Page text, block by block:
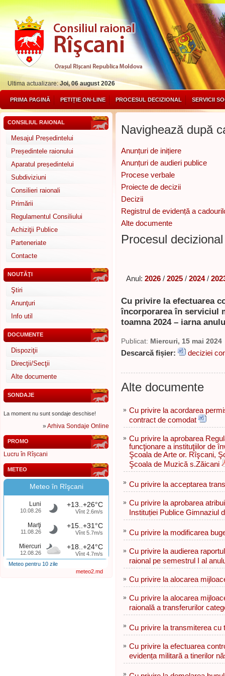
Ultima actualizare:Joi, 06 august 2026
PRIMA PAGINĂ PETIȚIE ON-LINE PROCESUL DECIZIONAL SERVICII
CONSILIUL RAIONAL
Mesajul Președintelui
Președintele raionului
Aparatul președintelui
Subdiviziuni
Consilieri raionali
Primării
Regulamentul Consiliului
Achiziţii Publice
Parteneriate
Contacte
NOUTĂŢI
Ştiri
Anunţuri
Info util
DOCUMENTE
Dispoziţii
Direcţii/Secţii
Alte documente
SONDAJE
La moment nu sunt sondaje deschise!
»Arhiva Sondaje Online
PROMO
Lucru în Rîșcani
METEO
Meteo în Rîşcani
Luni
10.08.26
+13..+26°C
Vînt 2.6m/s
Marţi
11.08.26
+15..+31°C
Vînt 5.7m/s
Miercuri
12.08.26
+18..+24°C
Vînt 4.7m/s
Meteo pentru 10 zile
meteo2.md
Navighează după
Anunțuri de inițiere
Anunțuri de audieri publice
Procese verbale
Proiecte de decizii
Decizii
Registrul de evidență a
Alte documente
Procesul
Anul: 2026 / 2025 / 2024/
Cu privire la efectuarea
încorporarea în serviciul
toamna 2024 – iarna
Publicat: Miercuri, 15 mai 2024
Descarcă fișier: deciziei
Alte documente
» Cu privire la acordarea
contract de comodat
» Cu privire la aprobarea
funcţionare a instituţiilor de
Şcoala de Arte or. Rîşcani,
Şcoala de Muzică s.Zăicani
» Сu privire la acceptarea
» Cu privire la aprobarea
Instituției Publice Gimnaziul
» Cu privire la modificarea
» Cu privire la audierea
raional pe semestrul I al
» Сu privire la alocarea
» Cu privire la alocarea
raională a transferurilor
» Cu privire la transmiterea cu
» Cu privire la efectuarea
evidența militară a tinerilor
»